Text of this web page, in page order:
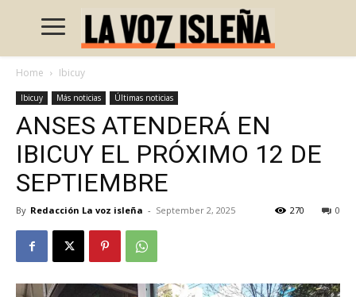
Home Ibicuy
Ibicuy Más noticias Últimas noticias
ANSES ATENDERÁ EN
IBICUY EL PRÓXIMO 12 DE
SEPTIEMBRE
By Redacción La voz isleña - September 2, 2025 0
270